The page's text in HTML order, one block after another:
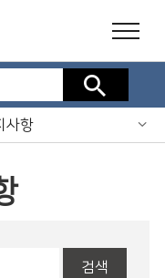
검색
사항
검색